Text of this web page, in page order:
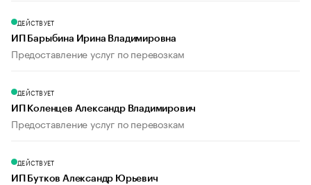
ДЕЙСТВУЕТ
ИП Барыбина Ирина Владимировна
Предоставление услуг по перевозкам
ДЕЙСТВУЕТ
ИП Коленцев Александр Владимирович
Предоставление услуг по перевозкам
ДЕЙСТВУЕТ
ИП Бутков Александр Юрьевич